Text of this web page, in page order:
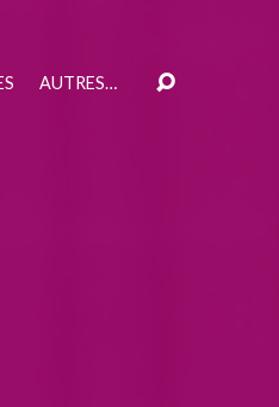
AUTRES…